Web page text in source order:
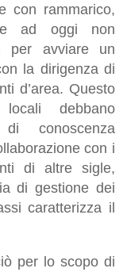
con rammarico,
ad oggi non
per avviare un
la dirigenza di
d’area. Questo
debbano
conoscenza
con i
di altre sigle,
di gestione dei
caratterizza il
per lo scopo di